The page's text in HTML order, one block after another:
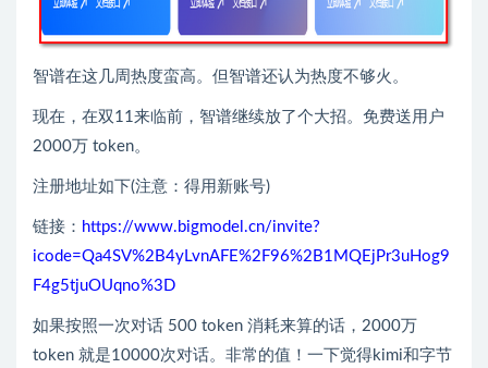
智谱在这几周热度蛮高。但智谱还认为热度不够火。
现在，在双11来临前，智谱继续放了个大招。免费送用户
2000万 token。
注册地址如下(注意：得用新账号)
链接： https://www.bigmodel.cn/invite?
icode=Qa4SV%2B4yLvnAFE%2F96%2B1MQEjPr3uHog9
F4g5tjuOUqno%3D
如果按照一次对话 500 token 消耗来算的话，2000万
token 就是10000次对话。非常的值！一下觉得kimi和字节